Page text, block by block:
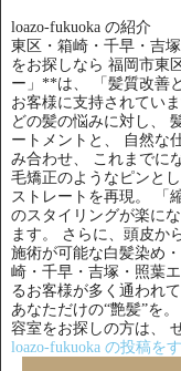
loazo-fukuoka の紹介
東区・箱崎・千早・吉
をお探しなら 福岡市東
ー」**は、 「髪質改善
お客様に支持されてい
どの髪の悩みに対し、
ートメントと、 自然な
み合わせ、 これまでに
毛矯正のようなピンと
ストレートを再現。 「
のスタイリングが楽に
ます。 さらに、頭皮か
施術が可能な白髪染め
崎・千早・吉塚・照葉
るお客様が多く通われ
あなただけの“艶髪”を
容室をお探しの方は、
loazo-fukuoka の投稿を